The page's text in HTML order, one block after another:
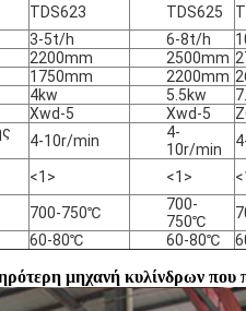
TDS623 TDS625
3-5t/h 6-8t/h
2200mm 2500mm
1750mm 2200mm
4kw 5.5kw
Xwd-5 Xwd-5
4-10r/min
4-
10r/min
<1> <1>
700-750℃
700-
750℃
60-80℃ 60-80℃
μηχανή κυλίνδρων που